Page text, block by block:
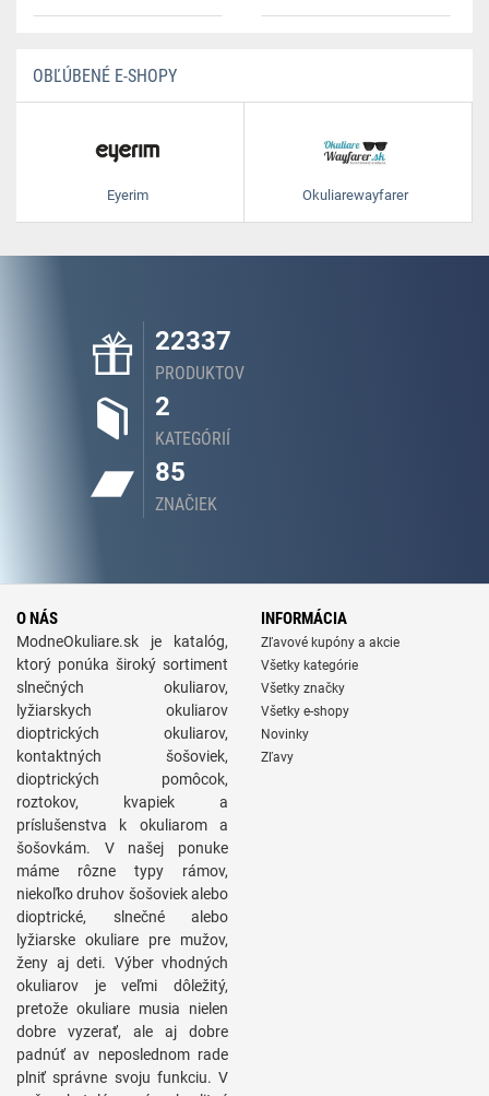
OBĽÚBENÉ E-SHOPY
Eyerim Okuliarewayfarer
22337
PRODUKTOV
2
KATEGÓRIÍ
85
ZNAČIEK
O NÁS
ModneOkuliare.sk je katalóg,
ktorý ponúka široký sortiment
slnečných okuliarov,
lyžiarskych okuliarov
dioptrických okuliarov,
kontaktných šošoviek,
dioptrických pomôcok,
roztokov, kvapiek a
príslušenstva k okuliarom a
šošovkám. V našej ponuke
máme rôzne typy rámov,
niekoľko druhov šošoviek alebo
dioptrické, slnečné alebo
lyžiarske okuliare pre mužov,
ženy aj deti. Výber vhodných
okuliarov je veľmi dôležitý,
pretože okuliare musia nielen
dobre vyzerať, ale aj dobre
padnúť av neposlednom rade
plniť správne svoju funkciu. V
INFORMÁCIA
Zľavové kupóny a akcie
Všetky kategórie
Všetky značky
Všetky e-shopy
Novinky
Zľavy